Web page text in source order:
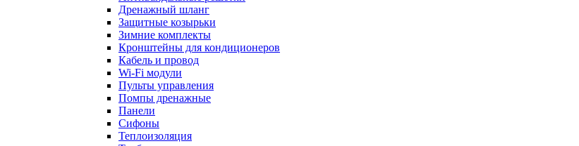
Дренажный шланг
Защитные козырьки
Зимние комплекты
Кронштейны для кондиционеров
Кабель и провод
Wi-Fi модули
Пульты управления
Помпы дренажные
Панели
Сифоны
Теплоизоляция